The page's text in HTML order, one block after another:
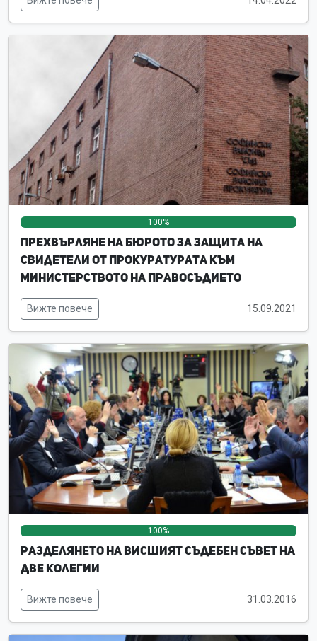
100%
Прехвърляне на Бюрото за защита на
свидетели от прокуратурата към
Министерството на правосъдието
Вижте повече 15.09.2021
100%
Разделянето на Висшият съдебен съвет на
две колегии
Вижте повече 31.03.2016